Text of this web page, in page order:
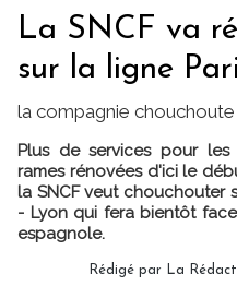
La SNCF va
sur la ligne
la compagnie
Plus de services pour les
rames rénovées d'ici le
la SNCF veut chouchouter
- Lyon qui fera bientôt
espagnole.
Rédigé par La